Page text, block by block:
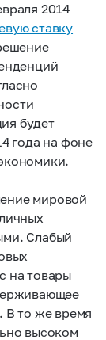
2014
ставку
будет
года на фоне
мировой
Слабый
на товары
В то же время
высоком